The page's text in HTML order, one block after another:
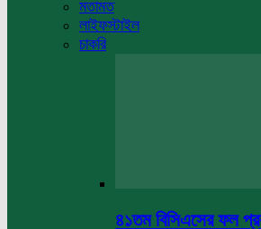
মতামত
লাইফস্টাইল
চাকরি
৪১তম বিসিএসের ফল